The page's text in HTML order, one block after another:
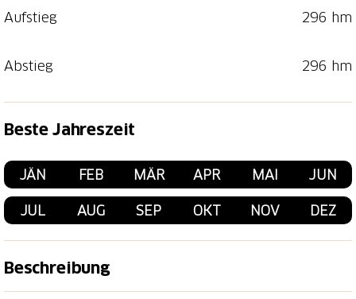
Aufstieg 296 hm
Abstieg 296 hm
Beste Jahreszeit
JÄN FEB MÄR APR MAI JUN
JUL AUG SEP OKT NOV DEZ
Beschreibung